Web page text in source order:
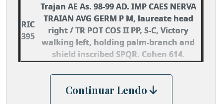
RIC
395
Trajan AE As. 98-99 AD. IMP CAES NERVA
TRAIAN AVG GERM P M, laureate head
right / TR POT COS II PP, S-C, Victory
walking left, holding palm-branch and
shield inscribed SPQR. Cohen 614.
Continuar Lendo